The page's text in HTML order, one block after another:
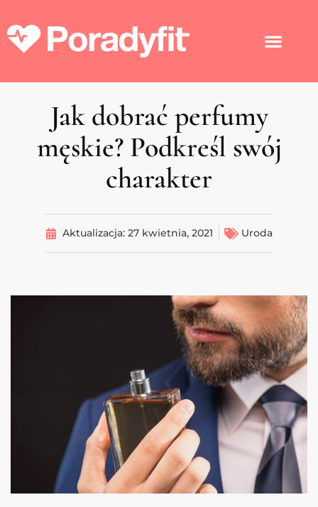
Jak dobrać perfumy
męskie? Podkreśl swój
charakter
Aktualizacja: 27 kwietnia, 2021 Uroda